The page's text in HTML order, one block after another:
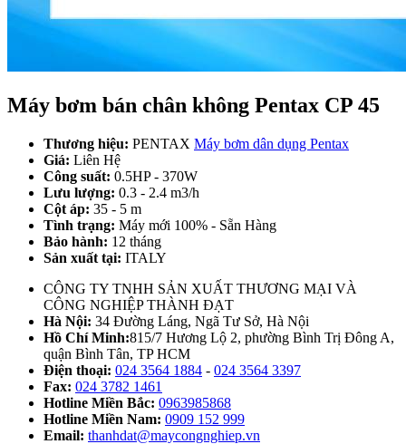
Máy bơm bán chân không Pentax CP 45
Thương hiệu: PENTAX Máy bơm dân dụng Pentax
Giá: Liên Hệ
Công suất: 0.5HP - 370W
Lưu lượng: 0.3 - 2.4 m3/h
Cột áp: 35 - 5 m
Tình trạng: Máy mới 100% - Sẵn Hàng
Bảo hành: 12 tháng
Sản xuất tại: ITALY
CÔNG TY TNHH SẢN XUẤT THƯƠNG MẠI VÀ
CÔNG NGHIỆP THÀNH ĐẠT
Hà Nội: 34 Đường Láng, Ngã Tư Sở, Hà Nội
Hồ Chí Minh:815/7 Hương Lộ 2, phường Bình Trị Đông A,
quận Bình Tân, TP HCM
Điện thoại: 024 3564 1884 - 024 3564 3397
Fax: 024 3782 1461
Hotline Miền Bắc: 0963985868
Hotline Miền Nam: 0909 152 999
Email: thanhdat@maycongnghiep.vn